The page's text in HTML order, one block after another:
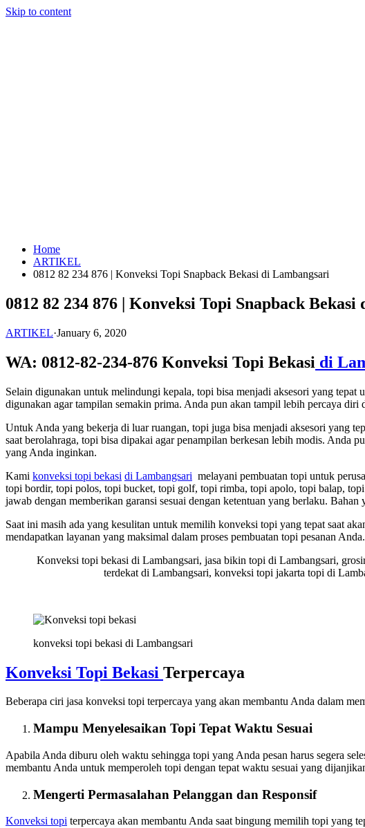
Skip to content
Home
ARTIKEL
0812 82 234 876 | Konveksi Topi Snapback Bekasi di Lambangsari
0812 82 234 876 | Konveksi Topi Snapback
ARTIKEL·January 6, 2020
WA: 0812-82-234-876 Konveksi Topi Bekasi di
Selain digunakan untuk melindungi kepala, topi bisa menjadi aksesori yang
digunakan agar tampilan semakin prima. Anda pun akan tampil lebih percaya diri
Untuk Anda yang bekerja di luar ruangan, topi juga bisa menjadi aksesori yang
saat berolahraga, topi bisa dipakai agar penampilan berkesan lebih modis. Anda
yang Anda inginkan.
Kami konveksi topi bekasi di Lambangsari melayani pembuatan topi untuk
topi bordir, topi polos, topi bucket, topi golf, topi rimba, topi apolo, topi balap,
jawab dengan memberikan garansi sesuai dengan ketentuan yang berlaku.
Saat ini masih ada yang kesulitan untuk memilih konveksi topi yang tepat saat
mendapatkan layanan yang maksimal dalam proses pembuatan topi pesanan Anda.
Konveksi topi bekasi di Lambangsari, jasa bikin topi di Lambangsari,
terdekat di Lambangsari, konveksi topi jakarta topi di
konveksi topi bekasi di Lambangsari
Konveksi Topi Bekasi Terpercaya
Beberapa ciri jasa konveksi topi terpercaya yang akan membantu Anda dalam
Mampu Menyelesaikan Topi Tepat Waktu Sesuai
Apabila Anda diburu oleh waktu sehingga topi yang Anda pesan harus segera
membantu Anda untuk memperoleh topi dengan tepat waktu sesuai yang
Mengerti Permasalahan Pelanggan dan Responsif
Konveksi topi terpercaya akan membantu Anda saat bingung memilih topi yang